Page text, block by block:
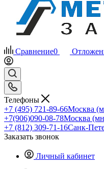
Сравнение0
Телефоны
+7 (495) 721-89-66Москва
+7(906)090-08-78Москва
+7 (812) 309-71-16Санк-
Заказать звонок
Личный кабинет